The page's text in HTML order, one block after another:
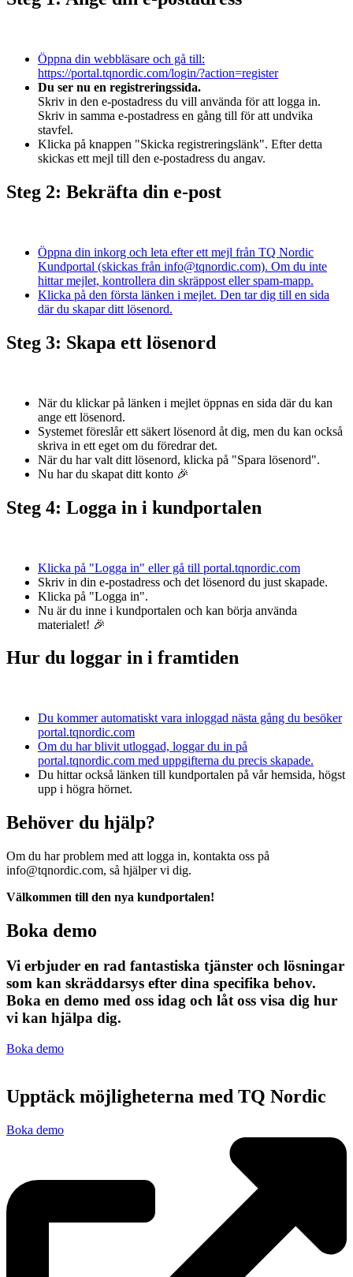
Öppna din webbläsare och gå till:
https://portal.tqnordic.com/login/?action=register
Du ser nu en registreringssida.
Skriv in den e-postadress du vill använda för att logga in.
Skriv in samma e-postadress en gång till för att undvika
stavfel.
Klicka på knappen "Skicka registreringslänk". Efter detta
skickas ett mejl till den e-postadress du angav.
Steg 2: Bekräfta din e-post
Öppna din inkorg och leta efter ett mejl från TQ Nordic
Kundportal (skickas från info@tqnordic.com). Om du inte
hittar mejlet, kontrollera din skräppost eller spam-mapp.
Klicka på den första länken i mejlet. Den tar dig till en sida
där du skapar ditt lösenord.
Steg 3: Skapa ett lösenord
När du klickar på länken i mejlet öppnas en sida där du kan
ange ett lösenord.
Systemet föreslår ett säkert lösenord åt dig, men du kan också
skriva in ett eget om du föredrar det.
När du har valt ditt lösenord, klicka på "Spara lösenord".
Nu har du skapat ditt konto 🎉
Steg 4: Logga in i kundportalen
Klicka på "Logga in" eller gå till portal.tqnordic.com
Skriv in din e-postadress och det lösenord du just skapade.
Klicka på "Logga in".
Nu är du inne i kundportalen och kan börja använda
materialet! 🎉
Hur du loggar in i framtiden
Du kommer automatiskt vara inloggad nästa gång du besöker
portal.tqnordic.com
Om du har blivit utloggad, loggar du in på
portal.tqnordic.com med uppgifterna du precis skapade.
Du hittar också länken till kundportalen på vår hemsida, högst
upp i högra hörnet.
Behöver du hjälp?
Om du har problem med att logga in, kontakta oss på
info@tqnordic.com, så hjälper vi dig.
Välkommen till den nya kundportalen!
Boka demo
Vi erbjuder en rad fantastiska tjänster och lösningar
som kan skräddarsys efter dina specifika behov.
Boka en demo med oss idag och låt oss visa dig hur
vi kan hjälpa dig.
Boka demo
Upptäck möjligheterna med TQ Nordic
Boka demo